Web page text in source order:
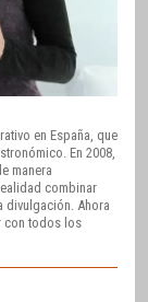
en España, que
En 2008,
manera
combinar
divulgación. Ahora
con todos los